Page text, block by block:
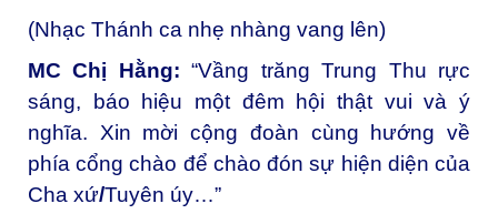
(Nhạc Thánh ca nhẹ nhàng vang lên)
MC Chị Hằng: “Vầng trăng Trung Thu rực
sáng, báo hiệu một đêm hội thật vui và ý
nghĩa. Xin mời cộng đoàn cùng hướng về
phía cổng chào để chào đón sự hiện diện của
Cha xứ/Tuyên úy…”